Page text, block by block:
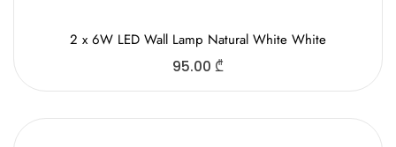
2 x 6W LED Wall Lamp Natural White White
95.00 ₾